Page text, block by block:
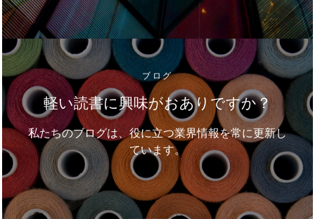
ブログ
軽い読書に興味がおありですか？
私たちのブログは、役に立つ業界情報を常に更新し
ています。